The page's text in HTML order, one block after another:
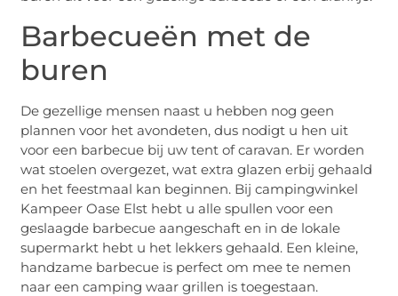
Barbecueën met de
buren
De gezellige mensen naast u hebben nog geen
plannen voor het avondeten, dus nodigt u hen uit
voor een barbecue bij uw tent of caravan. Er worden
wat stoelen overgezet, wat extra glazen erbij gehaald
en het feestmaal kan beginnen. Bij campingwinkel
Kampeer Oase Elst hebt u alle spullen voor een
geslaagde barbecue aangeschaft en in de lokale
supermarkt hebt u het lekkers gehaald. Een kleine,
handzame barbecue is perfect om mee te nemen
naar een camping waar grillen is toegestaan.